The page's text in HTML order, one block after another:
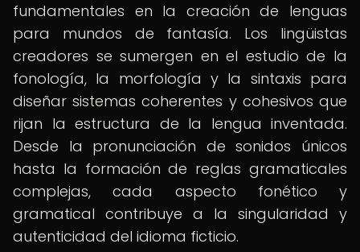
fundamentales en la creación de lenguas
para mundos de fantasía. Los lingüistas
creadores se sumergen en el estudio de la
fonología, la morfología y la sintaxis para
diseñar sistemas coherentes y cohesivos que
rijan la estructura de la lengua inventada.
Desde la pronunciación de sonidos únicos
hasta la formación de reglas gramaticales
complejas, cada aspecto fonético y
gramatical contribuye a la singularidad y
autenticidad del idioma ficticio.